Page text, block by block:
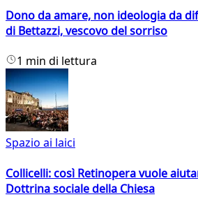
Dono da amare, non ideologia da
di Bettazzi, vescovo del sorriso
1 min di lettura
Spazio ai laici
Collicelli: così Retinopera vuole
Dottrina sociale della Chiesa